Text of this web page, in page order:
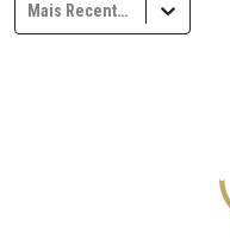
Mais Recentes